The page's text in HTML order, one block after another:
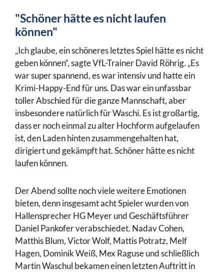
"Schöner hätte es nicht laufen
können"
„Ich glaube, ein schöneres letztes Spiel hätte es nicht
geben können“, sagte VfL-Trainer David Röhrig. „Es
war super spannend, es war intensiv und hatte ein
Krimi-Happy-End für uns. Das war ein unfassbar
toller Abschied für die ganze Mannschaft, aber
insbesondere natürlich für Waschi. Es ist großartig,
dass er noch einmal zu alter Hochform aufgelaufen
ist, den Laden hinten zusammengehalten hat,
dirigiert und gekämpft hat. Schöner hätte es nicht
laufen können.
Der Abend sollte noch viele weitere Emotionen
bieten, denn insgesamt acht Spieler wurden von
Hallensprecher HG Meyer und Geschäftsführer
Daniel Pankofer verabschiedet. Nadav Cohen,
Matthis Blum, Victor Wolf, Mattis Potratz, Melf
Hagen, Dominik Weiß, Mex Raguse und schließlich
Martin Waschul bekamen einen letzten Auftritt in